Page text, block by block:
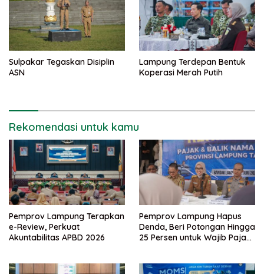
Sulpakar Tegaskan Disiplin
ASN
Lampung Terdepan Bentuk
Koperasi Merah Putih
Rekomendasi untuk kamu
Pemprov Lampung Terapkan
e-Review, Perkuat
Akuntabilitas APBD 2026
Pemprov Lampung Hapus
Denda, Beri Potongan Hingga
25 Persen untuk Wajib Pajak